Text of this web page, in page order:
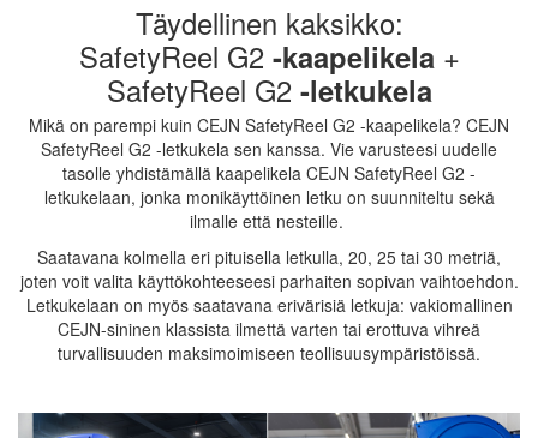
Täydellinen kaksikko:
SafetyReel G2 -kaapelikela +
SafetyReel G2 -letkukela
Mikä on parempi kuin CEJN SafetyReel G2 -kaapelikela? CEJN
SafetyReel G2 -letkukela sen kanssa. Vie varusteesi uudelle
tasolle yhdistämällä kaapelikela CEJN SafetyReel G2 -
letkukelaan, jonka monikäyttöinen letku on suunniteltu sekä
ilmalle että nesteille.
Saatavana kolmella eri pituisella letkulla, 20, 25 tai 30 metriä,
joten voit valita käyttökohteeseesi parhaiten sopivan vaihtoehdon.
Letkukelaan on myös saatavana erivärisiä letkuja: vakiomallinen
CEJN-sininen klassista ilmettä varten tai erottuva vihreä
turvallisuuden maksimoimiseen teollisuusympäristöissä.